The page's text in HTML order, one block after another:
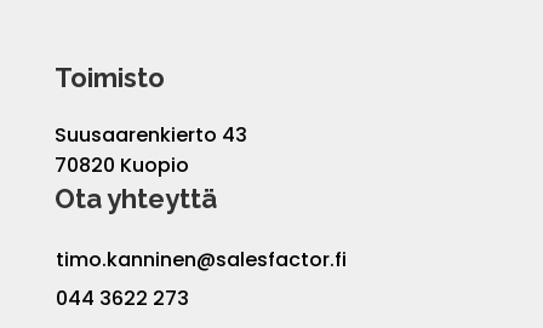
Toimisto
Suusaarenkierto 43
70820 Kuopio
Ota yhteyttä
timo.kanninen@salesfactor.fi
044 3622 273